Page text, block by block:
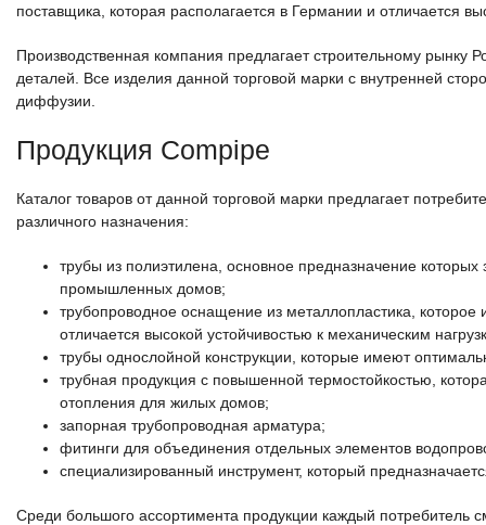
поставщика, которая располагается в Германии и отличается
Производственная компания предлагает строительному
деталей. Все изделия данной торговой марки с внутренней
диффузии.
Продукция Compipe
Каталог товаров от данной торговой марки предлагает
различного назначения:
трубы из полиэтилена, основное предназначение
промышленных домов;
трубопроводное оснащение из металлопластика, которое
отличается высокой устойчивостью к механическим
трубы однослойной конструкции, которые имеют
трубная продукция с повышенной термостойкостью,
отопления для жилых домов;
запорная трубопроводная арматура;
фитинги для объединения отдельных элементов
специализированный инструмент, который
Среди большого ассортимента продукции каждый